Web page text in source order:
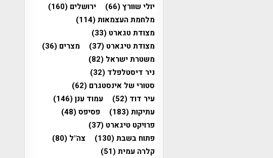
יולי שוורץ(66) ירושלים (160)
מלחמת העצמאות(114)
מצודת טגארט (33)
מצודת טיגארט (37) מצרים (36)
משטרת ישראל (82)
ניר דיסטלפלד (32)
סטורי של אינסטגרם (62)
עיר דוד (52) עמוד ענן(146)
עתיקות(183) פסיפס(48)
פרויקט טיגארט (37)
פתוח בשבת(130) צה"ל (80)
קלרה עמית(51)